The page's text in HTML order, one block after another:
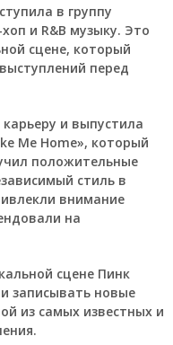
в группу
и R&B музыку. Это
сцене, который
перед
и выпустила
Me Home», который
положительные
стиль в
внимание
на
сцене Пинк
записывать новые
из самых известных и